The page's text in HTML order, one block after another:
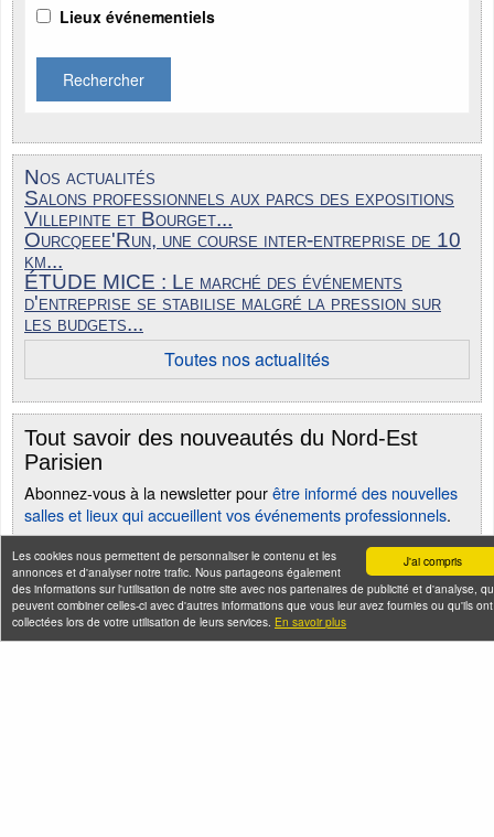
J'ai compris
Les cookies nous permettent de personnaliser le contenu et les
annonces et d'analyser notre trafic. Nous partageons également
des informations sur l'utilisation de notre site avec nos partenaires de publicité et d'analyse,
peuvent combiner celles-ci avec d'autres informations que vous leur avez fournies ou qu'ils ont
collectées lors de votre utilisation de leurs services. En savoir plus
Lieux événementiels
Rechercher
Nos actualités
Salons professionnels aux parcs des expositions
Villepinte et Bourget...
Ourcqeee'Run, une course inter-entreprise de 10
km...
ÉTUDE MICE : Le marché des événements
d'entreprise se stabilise malgré la pression sur
les budgets...
Toutes nos actualités
Tout savoir des nouveautés du Nord-Est
Parisien
Abonnez-vous à la newsletter pourêtre informé des nouvelles
salles et lieux qui accueillent vos événements professionnels.